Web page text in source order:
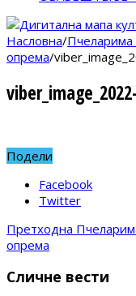
Насловна/Пчеларима
опрема/
Подели
Facebook
Twitter
Претходна
опрема
Сличне вести